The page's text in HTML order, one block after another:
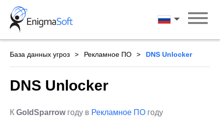
Skip
content
Русский
База данных угроз Рекламное ПО DNS Unlocker
DNS Unlocker
К GoldSparrowгоду в Рекламное ПО году